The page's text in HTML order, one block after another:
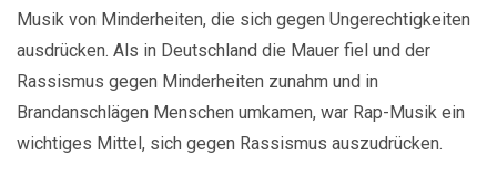
Musik von Minderheiten, die sich gegen Ungerechtigkeiten
ausdrücken. Als in Deutschland die Mauer fiel und der
Rassismus gegen Minderheiten zunahm und in
Brandanschlägen Menschen umkamen, war Rap-Musik ein
wichtiges Mittel, sich gegen Rassismus auszudrücken.